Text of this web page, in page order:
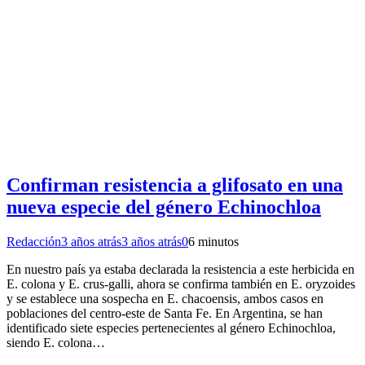
Confirman resistencia a glifosato en una
nueva especie del género Echinochloa
Redacción3 años atrás3 años atrás06 minutos
En nuestro país ya estaba declarada la resistencia a este herbicida en
E. colona y E. crus-galli, ahora se confirma también en E. oryzoides
y se establece una sospecha en E. chacoensis, ambos casos en
poblaciones del centro-este de Santa Fe. En Argentina, se han
identificado siete especies pertenecientes al género Echinochloa,
siendo E. colona…